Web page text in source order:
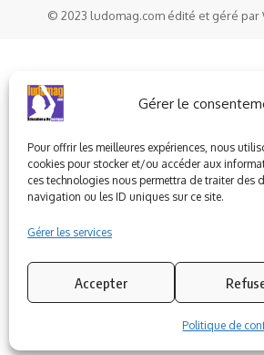
Gérer le
Pour offrir les meilleures expériences, nous
cookies pour stocker et/ou accéder aux
ces technologies nous permettra de traiter des
navigation ou les ID uniques sur ce site.
Gérer les services
Accepter
Politique de
© 2023 ludomag.com édité et géré par